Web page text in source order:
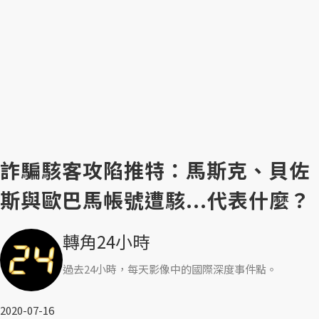
詐騙駭客攻陷推特：馬斯克、貝佐
斯與歐巴馬帳號遭駭...代表什麼？
轉角24小時
過去24小時，每天影像中的國際深度事件點。
2020-07-16